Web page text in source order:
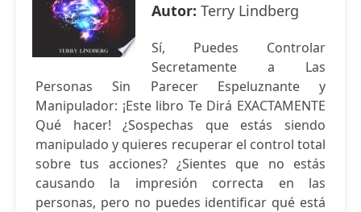
Autor: Terry Lindberg
Sí, Puedes Controlar
Secretamente a Las
Personas Sin Parecer Espeluznante y
Manipulador: ¡Este libro Te Dirá EXACTAMENTE
Qué hacer! ¿Sospechas que estás siendo
manipulado y quieres recuperar el control total
sobre tus acciones? ¿Sientes que no estás
causando la impresión correcta en las
personas, pero no puedes identificar qué está